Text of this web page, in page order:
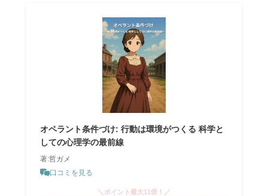
オペラント条件づけ: 行動は環境がつくる 科学と
しての心理学の最前線
著:哲ガメ
口コミを見る
＼ポイント最大11倍！／